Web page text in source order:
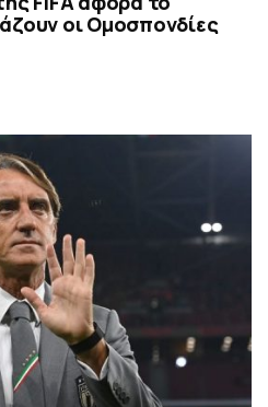
οι Ομοσπονδίες